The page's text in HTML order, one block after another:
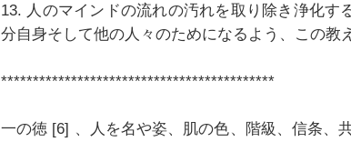
13. 人のマインドの流れの汚れを取り除き浄化す
分自身そして他の人々のためになるよう、この教
*******************************************
一の徳 [6] 、人を名や姿、肌の色、階級、信条、